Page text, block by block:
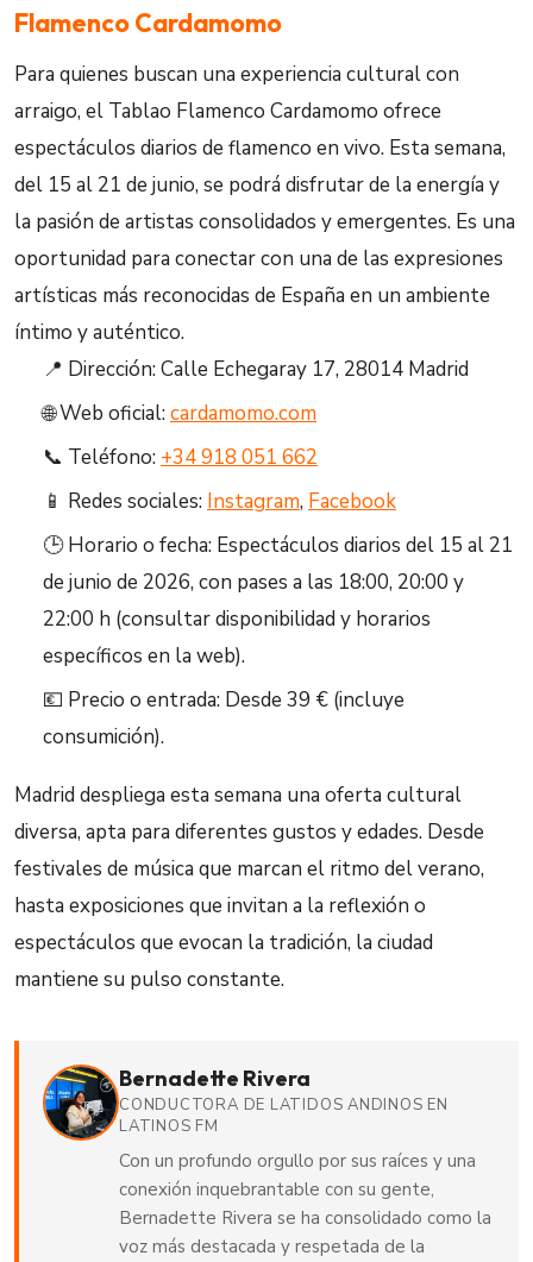
Flamenco Cardamomo
Para quienes buscan una experiencia cultural con
arraigo, el Tablao Flamenco Cardamomo ofrece
espectáculos diarios de flamenco en vivo. Esta semana,
del 15 al 21 de junio, se podrá disfrutar de la energía y
la pasión de artistas consolidados y emergentes. Es una
oportunidad para conectar con una de las expresiones
artísticas más reconocidas de España en un ambiente
íntimo y auténtico.
📍 Dirección: Calle Echegaray 17, 28014 Madrid
🌐 Web oficial:cardamomo.com
📞 Teléfono: +34 918 051 662
📱 Redes sociales: Instagram, Facebook
🕒 Horario o fecha: Espectáculos diarios del 15 al 21
de junio de 2026, con pases a las 18:00, 20:00 y
22:00 h (consultar disponibilidad y horarios
específicos en la web).
💶 Precio o entrada: Desde 39 € (incluye
consumición).
Madrid despliega esta semana una oferta cultural
diversa, apta para diferentes gustos y edades. Desde
festivales de música que marcan el ritmo del verano,
hasta exposiciones que invitan a la reflexión o
espectáculos que evocan la tradición, la ciudad
mantiene su pulso constante.
Bernadette Rivera
CONDUCTORA DE LATIDOS ANDINOS EN
LATINOS FM
Con un profundo orgullo por sus raíces y una
conexión inquebrantable con su gente,
Bernadette Rivera se ha consolidado como la
voz más destacada y respetada de la